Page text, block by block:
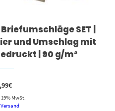
SET |
und Umschlag mit
| 90 g/m²
€
MwSt.
Versand